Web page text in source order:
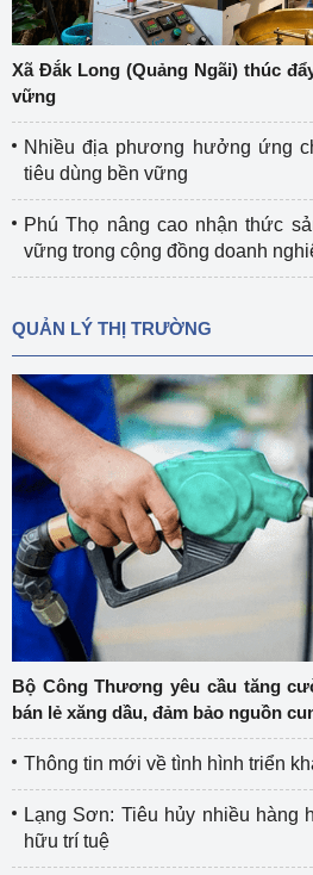
Xã Đắk Long (Quảng Ngãi) thúc
vững
Nhiều địa phương hưởng ứng
tiêu dùng bền vững
Phú Thọ nâng cao nhận thức
vững trong cộng đồng doanh
QUẢN LÝ THỊ TRƯỜNG
Bộ Công Thương yêu cầu tăng
bán lẻ xăng dầu, đảm bảo nguồn
Thông tin mới về tình hình triển
Lạng Sơn: Tiêu hủy nhiều hàng
hữu trí tuệ